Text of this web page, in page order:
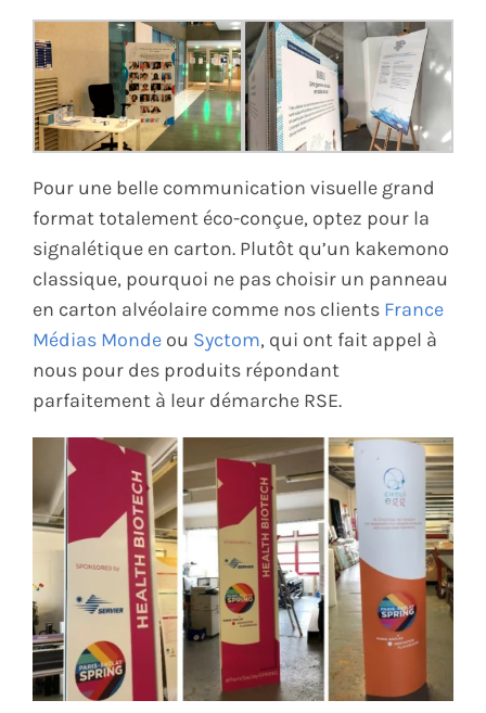
Pour une belle communication visuelle grand
format totalement éco-conçue, optez pour la
signalétique en carton. Plutôt qu’un kakemono
classique, pourquoi ne pas choisir un panneau
en carton alvéolaire comme nos clients France
Médias Monde ou Syctom, qui ont fait appel à
nous pour des produits répondant
parfaitement à leur démarche RSE.